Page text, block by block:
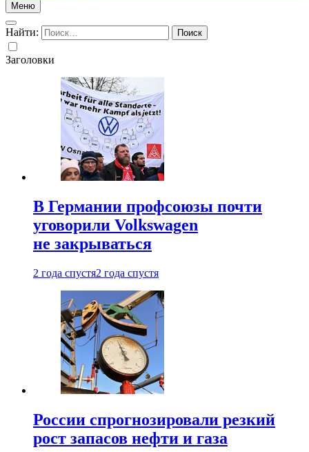
Меню
Найти:
Заголовки
В Германии профсоюзы почти
уговорили Volkswagen
не закрываться
2 года спустя2 года спустя
России спрогнозировали резкий
рост запасов нефти и газа